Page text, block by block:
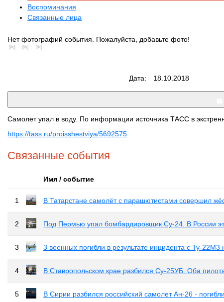
Воспоминания
Связанные лица
Нет фотографий события. Пожалуйста, добавьте фото!
Дата:
18.10.2018
Самолет упал в воду. По информации источника ТАСС в
https://tass.ru/proisshestviya/5692575
Связанные события
Имя / событие
1 В Татарстане самолёт с парашютистами совершил
2 Под Пермью упал бомбардировщик Су-24. В России
3 3 военных погибли в результате инцидента с Ту-
4 В Ставропольском крае разбился Су-25УБ. Оба
5 В Сирии разбился российский самолет Ан-26 -